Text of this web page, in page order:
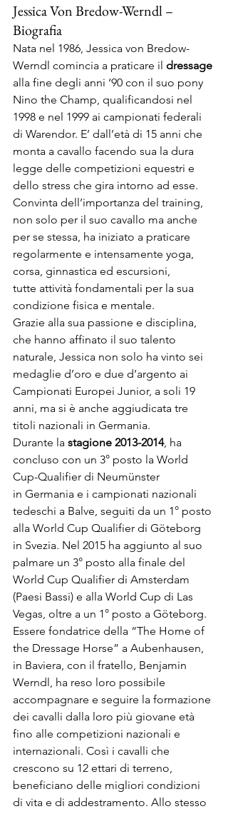
Jessica Von Bredow-Werndl –
Biografia
Nata nel 1986, Jessica von Bredow-
Werndl comincia a praticare il dressage
alla fine degli anni ‘90 con il suo pony
Nino the Champ, qualificandosi nel
1998 e nel 1999 ai campionati federali
di Warendor. E’ dall’età di 15 anni che
monta a cavallo facendo sua la dura
legge delle competizioni equestri e
dello stress che gira intorno ad esse.
Convinta dell’importanza del training,
non solo per il suo cavallo ma anche
per se stessa, ha iniziato a praticare
regolarmente e intensamente yoga,
corsa, ginnastica ed escursioni,
tutte attività fondamentali per la sua
condizione fisica e mentale.
Grazie alla sua passione e disciplina,
che hanno affinato il suo talento
naturale, Jessica non solo ha vinto sei
medaglie d’oro e due d’argento ai
Campionati Europei Junior, a soli 19
anni, ma si è anche aggiudicata tre
titoli nazionali in Germania.
Durante la stagione 2013-2014, ha
concluso con un 3° posto la World
Cup-Qualifier di Neumünster
in Germania e i campionati nazionali
tedeschi a Balve, seguiti da un 1° posto
alla World Cup Qualifier di Göteborg
in Svezia. Nel 2015 ha aggiunto al suo
palmare un 3° posto alla finale del
World Cup Qualifier di Amsterdam
(Paesi Bassi) e alla World Cup di Las
Vegas, oltre a un 1° posto a Göteborg.
Essere fondatrice della “The Home of
the Dressage Horse” a Aubenhausen,
in Baviera, con il fratello, Benjamin
Werndl, ha reso loro possibile
accompagnare e seguire la formazione
dei cavalli dalla loro più giovane età
fino alle competizioni nazionali e
internazionali. Così i cavalli che
crescono su 12 ettari di terreno,
beneficiano delle migliori condizioni
di vita e di addestramento. Allo stesso